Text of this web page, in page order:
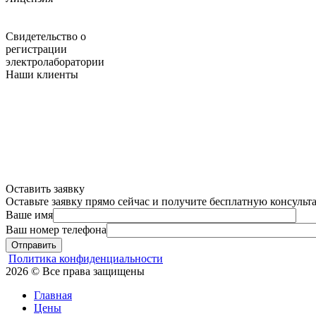
Свидетельство о
регистрации
электролаборатории
Наши клиенты
Оставить заявку
Оставьте заявку прямо сейчас и получите бесплатную
Ваше имя
Ваш номер телефона
Отправить
Политика конфиденциальности
2026 © Все права защищены
Главная
Цены